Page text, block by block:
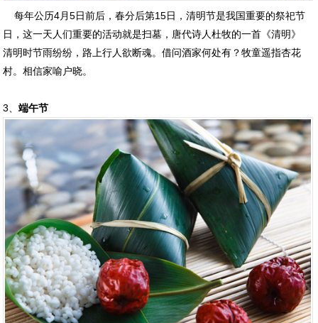
每年公历4月5日前后，春分后第15日，清明节是我国重要的祭祀节
日，这一天人们重要的活动就是扫墓，唐代诗人杜牧的一首《清明》
清明时节雨纷纷，路上行人欲断魂。借问酒家何处有？牧童遥指杏花
村。相信家喻户晓。
3、端午节